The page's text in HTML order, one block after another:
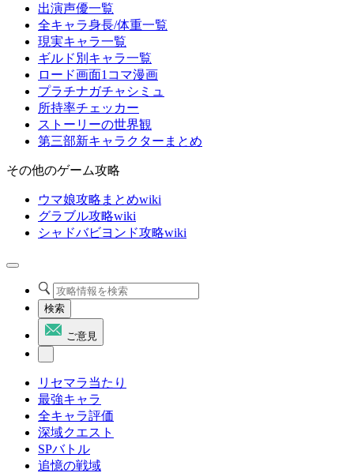
出演声優一覧
全キャラ身長/体重一覧
現実キャラ一覧
ギルド別キャラ一覧
ロード画面1コマ漫画
プラチナガチャシミュ
所持率チェッカー
ストーリーの世界観
第三部新キャラクターまとめ
その他のゲーム攻略
ウマ娘攻略まとめwiki
グラブル攻略wiki
シャドバビヨンド攻略wiki
検索
ご意見
リセマラ当たり
最強キャラ
全キャラ評価
深域クエスト
SPバトル
追憶の戦域